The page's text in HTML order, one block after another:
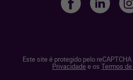
Este site é protegido pelo
Privacidadee os Termos